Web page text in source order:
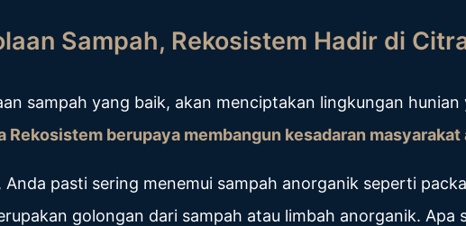
Sampah, Rekosistem Hadir di
sampah yang baik, akan menciptakan lingkungan
Rekosistem berupaya membangun kesadaran
Anda pasti sering menemui sampah anorganik seperti
golongan dari sampah atau limbah anorganik.